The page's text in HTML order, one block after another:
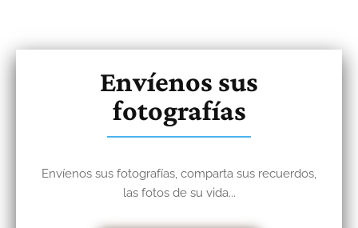
Envíenos sus
fotografías
Envíenos sus fotografías, comparta sus recuerdos,
las fotos de su vida...